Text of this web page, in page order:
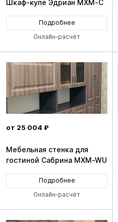
Шкаф-купе Эдриан MXM-C
Подробнее
Онлайн-расчёт
от 25 004 ₽
Мебельная стенка для
гостиной Сабрина MXM-WU
Подробнее
Онлайн-расчёт